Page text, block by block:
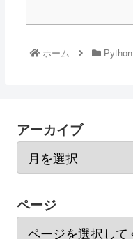
ホーム Python
アーカイブ
ページ